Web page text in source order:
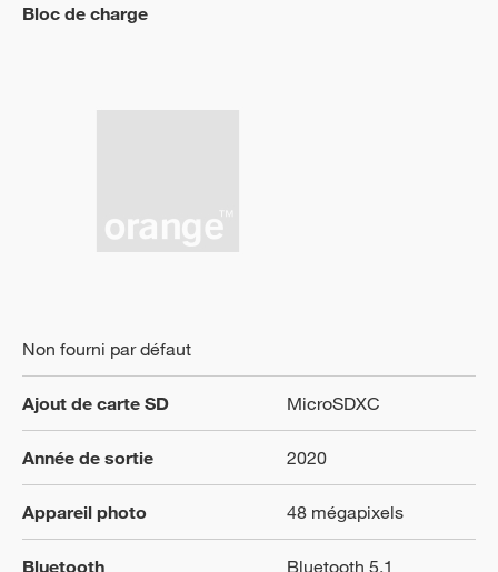
Bloc de charge
Non fourni par défaut
Ajout de carte SD MicroSDXC
Année de sortie 2020
Appareil photo 48 mégapixels
Bluetooth Bluetooth 5.1